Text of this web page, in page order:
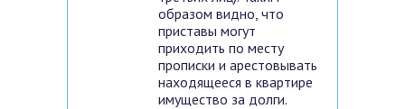
образом видно, что
приставы могут
приходить по месту
прописки и арестовывать
находящееся в квартире
имущество за долги.